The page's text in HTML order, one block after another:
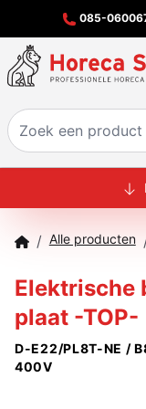
085-
/ Alle producten
Elektrische
plaat -TOP-
D-E22/PL8T-NE /
400V